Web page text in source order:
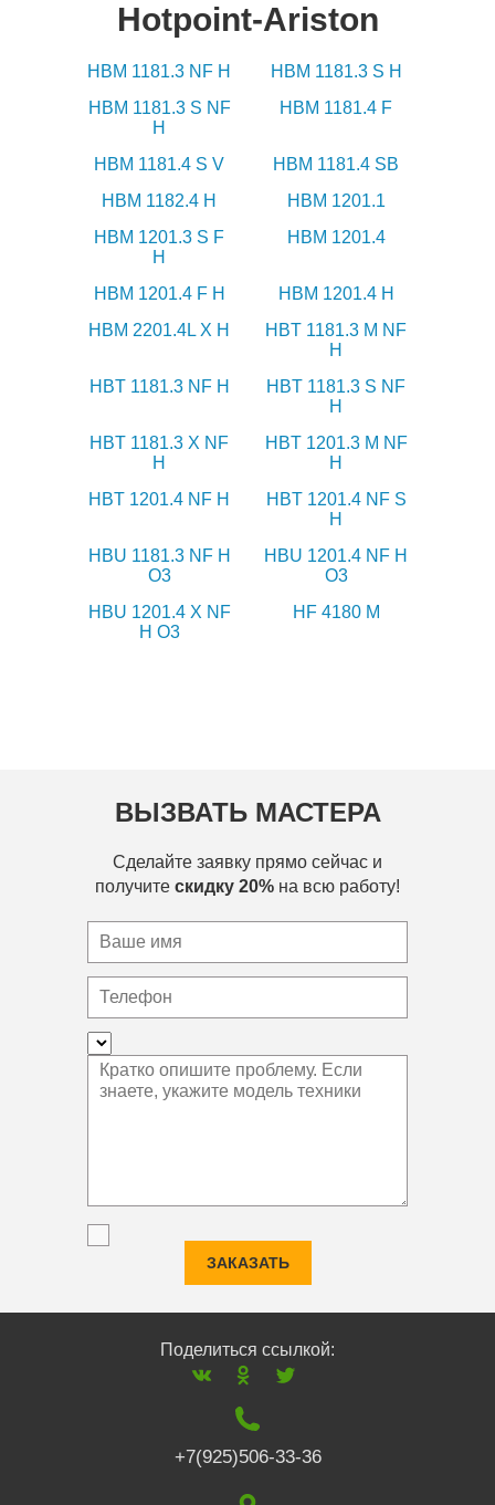
Hotpoint-Ariston
HBM 1181.3 NF H
HBM 1181.3 S H
HBM 1181.3 S NF
H
HBM 1181.4 F
HBM 1181.4 S V
HBM 1181.4 SB
HBM 1182.4 H
HBM 1201.1
HBM 1201.3 S F
H
HBM 1201.4
HBM 1201.4 F H
HBM 1201.4 H
HBM 2201.4L X H
HBT 1181.3 M NF
H
HBT 1181.3 NF H
HBT 1181.3 S NF
H
HBT 1181.3 X NF
H
HBT 1201.3 M NF
H
HBT 1201.4 NF H
HBT 1201.4 NF S
H
HBU 1181.3 NF H
O3
HBU 1201.4 NF H
O3
HBU 1201.4 X NF
H O3
HF 4180 M
ВЫЗВАТЬ МАСТЕРА
Сделайте заявку прямо сейчас и
получите скидку 20% на всю работу!
ЗАКАЗАТЬ
Поделиться ссылкой:
+7(925)506-33-36